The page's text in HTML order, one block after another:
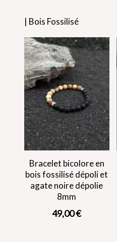
| Bois Fossilisé
Bracelet bicolore en
bois fossilisé dépoli et
agate noire dépolie
8mm
49,00€